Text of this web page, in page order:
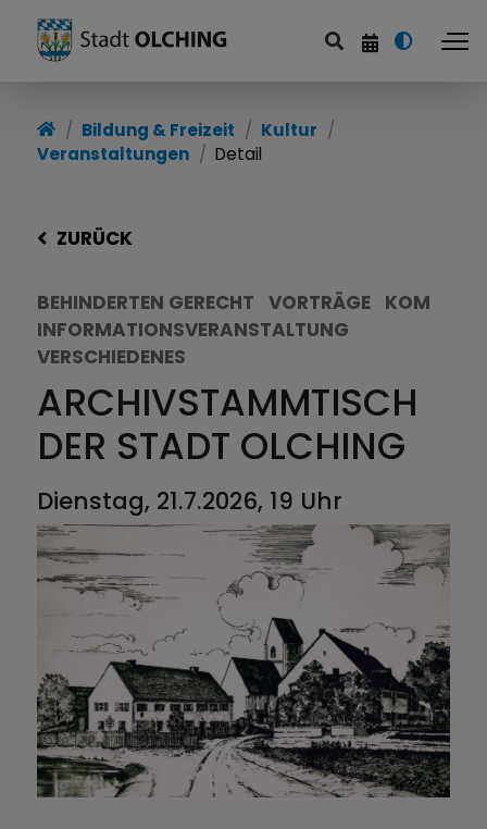
Bildung & Freizeit
Kultur
Veranstaltungen
Detail
ZURÜCK
BEHINDERTEN GERECHT VORTRÄGE KOM
INFORMATIONSVERANSTALTUNG
VERSCHIEDENES
ARCHIVSTAMMTISCH
DER STADT OLCHING
Dienstag, 21.7.2026, 19 Uhr